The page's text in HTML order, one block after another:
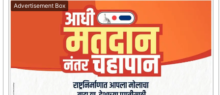
Advertisement Box